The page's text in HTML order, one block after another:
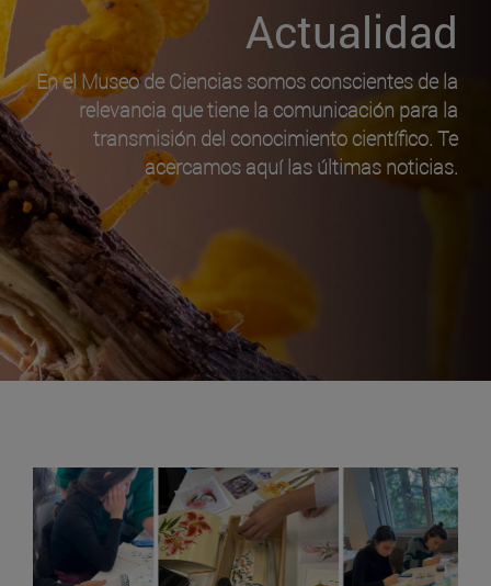
Actualidad
En el Museo de Ciencias somos conscientes de la
relevancia que tiene la comunicación para la
transmisión del conocimiento científico. Te
acercamos aquí las últimas noticias.